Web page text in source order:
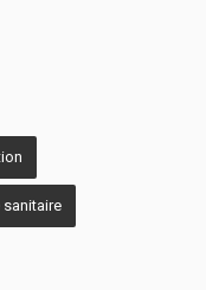
sanitaire